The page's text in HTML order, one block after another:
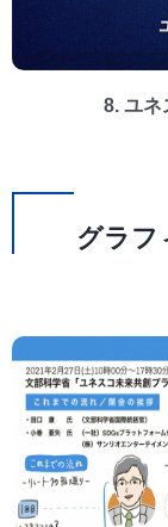
8. ユネ
グラフ